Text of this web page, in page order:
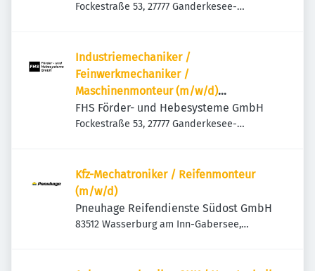
Projektvertrieb | International
Fockestraße 53, 27777 Ganderkesee-
Industriemechaniker /
Feinwerkmechaniker /
Maschinenmonteur (m/w/d)
Maschinenbau | Anlagenbau |
Sondermaschinenbau | Service &
FHS Förder- und Hebesysteme GmbH
Fockestraße 53, 27777 Ganderkesee-
Kfz-Mechatroniker / Reifenmonteur
(m/w/d)
Pneuhage Reifendienste Südost GmbH
83512 Wasserburg am Inn-Gabersee,